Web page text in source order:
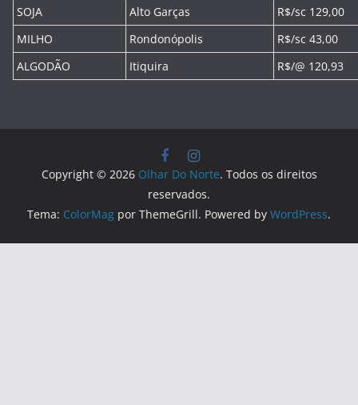
SOJA
Alto Garças
R$/sc 129,00
MILHO
Rondonópolis
R$/sc 43,00
ALGODÃO
Itiquira R$/@ 120,93
Copyright © 2026 Olhar Do Norte. Todos os direitos
reservados.
Tema: ColorMag por ThemeGrill. Powered by WordPress.